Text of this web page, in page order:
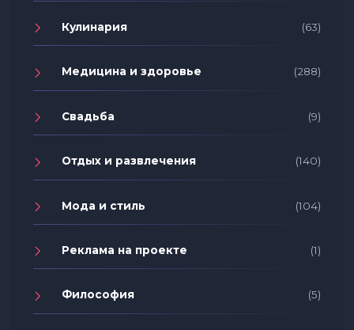
Кулинария (63)
Медицина и здоровье (288)
Свадьба (9)
Отдых и развлечения (140)
Мода и стиль (104)
Реклама на проекте (1)
Философия (5)